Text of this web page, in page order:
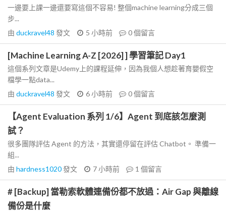
一邊要上課一邊還要寫這個不容易! 整個machine learning分成三個
步...
由 duckravel48 發文 5 小時前 0個留言
[Machine Learning A-Z [2026] ] 學習筆記 Day1
這個系列文章是Udemy上的課程延伸，因為我個人想趁著育嬰假空
檔學一點data...
由 duckravel48 發文 6 小時前 0個留言
【Agent Evaluation 系列 1/6】Agent 到底該怎麼測
試？
很多團隊評估 Agent 的方法，其實還停留在評估 Chatbot。 準備一
組...
由 hardness1020發文 7 小時前 1 個留言
# [Backup] 當勒索軟體連備份都不放過：Air Gap 與離線
備份是什麼